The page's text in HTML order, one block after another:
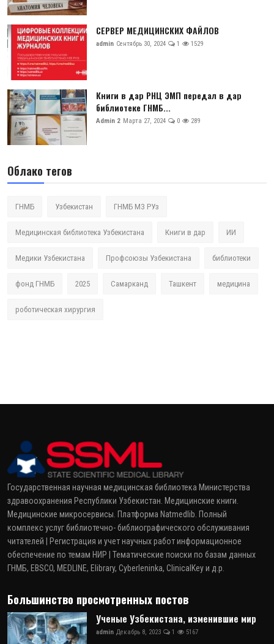
СЕРВЕР МЕДИЦИНСКИХ ФАЙЛОВ
admin Сентябрь 30, 2024 1 1529
Книги в дар РНЦ ЭМП передал в дар
библиотеке ГНМБ...
Admin 2 Марта 27, 2024 0 289
Облако тегов
ГНМБ Узбекистан ГНМБ МЗ РУз
Медицинская библиотека Узбекистана Книги в дар ИИ
Медики Узбекистана Профсоюзы Узбекистана библиотеки
фонд ГНМБ 2025 Самарканд Ташкент медицина
роботическая хирургия
Государственная научная медицинская библиотека Министерства
здравоохранения Республики Узбекистан. Медицинские книги.
Медицинские микросервисы. Платформа Natmedlib. Полный
комплекс услуг библиотечно- библиографического обслуживания
читателей | Регистрация и учет научных работ информационное
обеспечение по темам НИР | Тематические поиски по базам данных
ГНМБ, EBSCO, MEDLINE, Elibrary, Cyberleninka, ClinicalKey и д.р.
Большинство просмотренных постов
Ученые Узбекистана, изменившие мир
admin Декабрь 8, 2023 1 5167